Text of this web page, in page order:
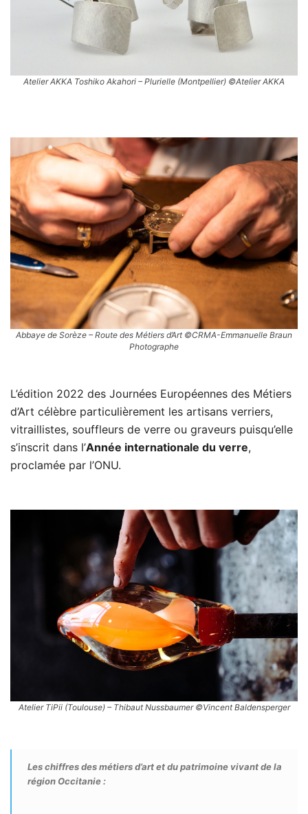
Atelier AKKA Toshiko Akahori – Plurielle (Montpellier) ©Atelier AKKA
Abbaye de Sorèze – Route des Métiers d’Art ©CRMA-Emmanuelle Braun
Photographe
L’édition 2022 des Journées Européennes des Métiers
d’Art célèbre particulièrement les artisans verriers,
vitraillistes, souffleurs de verre ou graveurs puisqu’elle
s’inscrit dans l’Année internationale du verre,
proclamée par l’ONU.
Atelier TiPii (Toulouse) – Thibaut Nussbaumer ©Vincent Baldensperger
Les chiffres des métiers d’art et du patrimoine vivant de la
région Occitanie :